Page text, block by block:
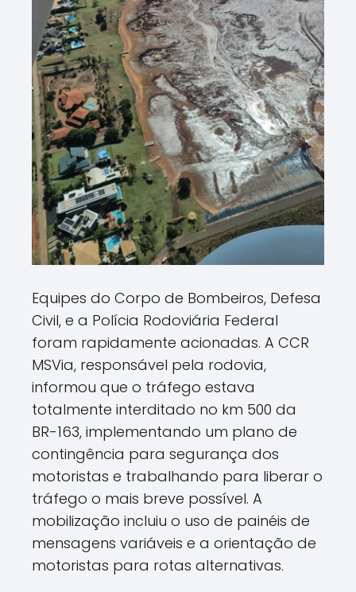
Equipes do Corpo de Bombeiros, Defesa
Civil, e a Polícia Rodoviária Federal
foram rapidamente acionadas. A CCR
MSVia, responsável pela rodovia,
informou que o tráfego estava
totalmente interditado no km 500 da
BR-163, implementando um plano de
contingência para segurança dos
motoristas e trabalhando para liberar o
tráfego o mais breve possível. A
mobilização incluiu o uso de painéis de
mensagens variáveis e a orientação de
motoristas para rotas alternativas.